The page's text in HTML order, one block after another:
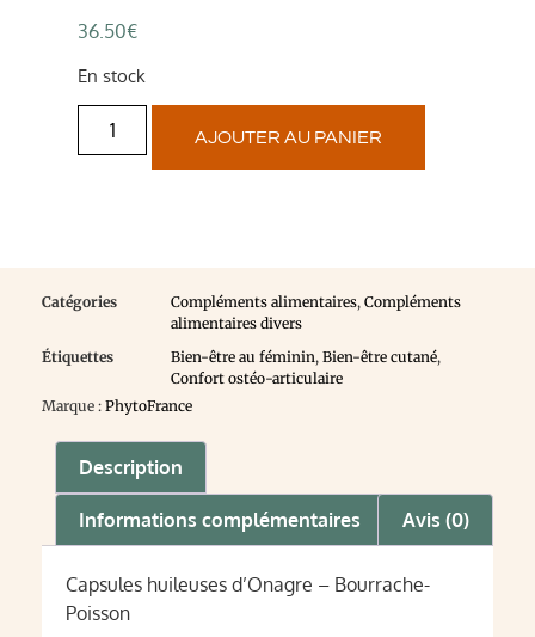
36.50€
En stock
AJOUTER AU PANIER
Catégories Compléments alimentaires, Compléments
alimentaires divers
Étiquettes
Bien-être au féminin, Bien-être cutané,
Confort ostéo-articulaire
Marque : PhytoFrance
Description
Informations complémentaires Avis (0)
Capsules huileuses d’Onagre – Bourrache-
Poisson